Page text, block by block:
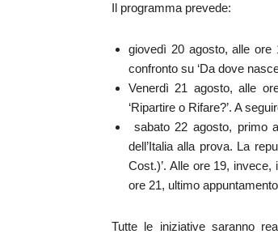
Il programma prevede:
giovedì 20 agosto, alle ore
confronto su ‘Da dove
Venerdì 21 agosto, alle
‘Ripartire o Rifare?’. A
sabato 22 agosto, primo
dell’Italia alla prova. La
Cost.)’. Alle ore 19, invece,
ore 21, ultimo
Tutte le iniziative saranno